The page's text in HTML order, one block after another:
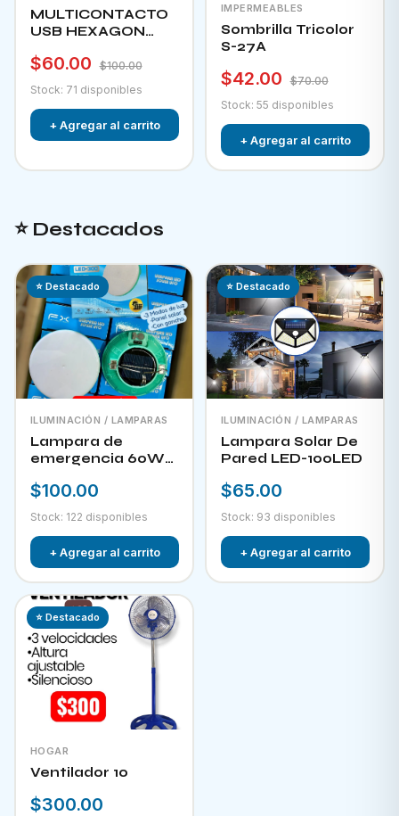
MULTICONTACTO
USB HEXAGON
$60.00
$100.00
Stock: 71 disponibles
+ Agregar al carrito
IMPERMEABLES
Sombrilla Tricolor
S-27A
$42.00
$70.00
Stock: 55 disponibles
+ Agregar al carrito
⭐ Destacados
⭐ Destacado
ILUMINACIÓN / LAMPARAS
Lampara de
emergencia 60W
$100.00
Stock: 122 disponibles
+ Agregar al carrito
⭐ Destacado
ILUMINACIÓN / LAMPARAS
Lampara Solar De
Pared LED-100LED
$65.00
Stock: 93 disponibles
+ Agregar al carrito
⭐ Destacado
HOGAR
Ventilador 10
$300.00